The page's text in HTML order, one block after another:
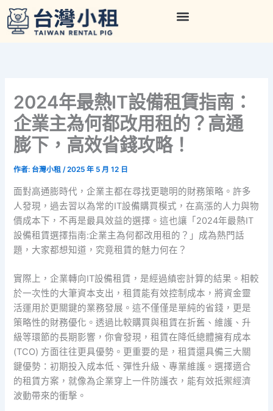
2024年最熱IT設備租賃指南：
企業主為何都改用租的？高通
膨下，高效省錢攻略！
作者: 台灣小租/2025 年 5 月 12 日
面對高通膨時代，企業主都在尋找更聰明的財務策略。許多
人發現，過去習以為常的IT設備購買模式，在高漲的人力與物
價成本下，不再是最具效益的選擇。這也讓「2024年最熱IT
設備租賃選擇指南:企業主為何都改用租的？」成為熱門話
題，大家都想知道，究竟租賃的魅力何在？
實際上，企業轉向IT設備租賃，是經過縝密計算的結果。相較
於一次性的大筆資本支出，租賃能有效控制成本，將資金靈
活運用於更關鍵的業務發展。這不僅僅是單純的省錢，更是
策略性的財務優化。透過比較購買與租賃在折舊、維護、升
級等環節的長期影響，你會發現，租賃在降低總體擁有成本
(TCO) 方面往往更具優勢。更重要的是，租賃還具備三大關
鍵優勢：初期投入成本低、彈性升級、專業維護。選擇適合
的租賃方案，就像為企業穿上一件防護衣，能有效抵禦經濟
波動帶來的衝擊。